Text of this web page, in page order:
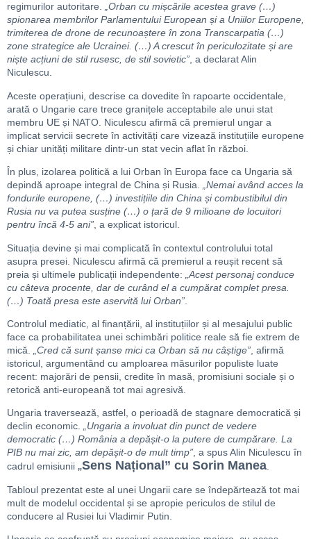
regimurilor autoritare. „Orban cu mișcările acestea grave (…)
spionarea membrilor Parlamentului European și a Uniilor Europene,
trimiterea de drone de recunoaștere în zona Transcarpatia (…)
zone strategice ale Ucrainei. (…) A crescut în periculozitate și are
niște acțiuni de stil rusesc, de stil sovietic”, a declarat Alin
Niculescu.
Aceste operațiuni, descrise ca dovedite în rapoarte occidentale,
arată o Ungarie care trece granițele acceptabile ale unui stat
membru UE și NATO. Niculescu afirmă că premierul ungar a
implicat servicii secrete în activități care vizează instituțiile europene
și chiar unități militare dintr-un stat vecin aflat în război.
În plus, izolarea politică a lui Orban în Europa face ca Ungaria să
depindă aproape integral de China și Rusia.
„Nemai având acces la
fondurile europene, (…) investițiile din China și combustibilul din
Rusia nu va putea susține (…) o țară de 9 milioane de locuitori
pentru încă 4-5 ani” , a explicat istoricul.
Situația devine și mai complicată în contextul controlului total
asupra presei. Niculescu afirmă că premierul a reușit recent să
preia și ultimele publicații independente:
„Acest personaj conduce
cu câteva procente, dar de curând el a cumpărat complet presa.
(…) Toată presa este aservită lui Orban”
Controlul mediatic, al finanțării, al instituțiilor și al mesajului public
face ca probabilitatea unei schimbări politice reale să fie extrem de
mică.
„Cred că sunt șanse mici ca Orban să nu câștige” , afirmă
istoricul, argumentând cu amploarea măsurilor populiste luate
recent: majorări de pensii, credite în masă, promisiuni sociale și o
retorică anti-europeană tot mai agresivă.
Ungaria traversează, astfel, o perioadă de stagnare democratică și
declin economic. „Ungaria a involuat din punct de vedere
democratic (…) România a depășit-o la putere de cumpărare. La
PIB nu mai zic, am depășit-o de mult timp”, a spus Alin Niculescu în
cadrul emisiunii „Sens Național” cu Sorin Manea.
Tabloul prezentat este al unei Ungarii care se îndepărtează tot mai
mult de modelul occidental și se apropie periculos de stilul de
conducere al Rusiei lui Vladimir Putin.